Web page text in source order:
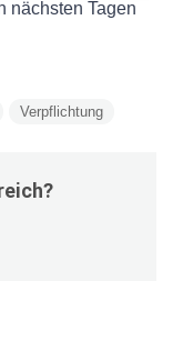
nächsten Tagen
Verpflichtung